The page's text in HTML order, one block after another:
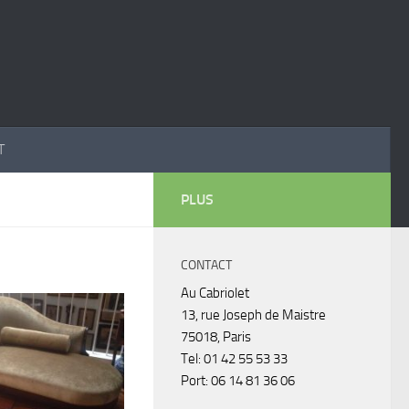
PLUS
CONTACT
Au Cabriolet
13, rue Joseph de Maistre
75018, Paris
Tel: 01 42 55 53 33
Port: 06 14 81 36 06